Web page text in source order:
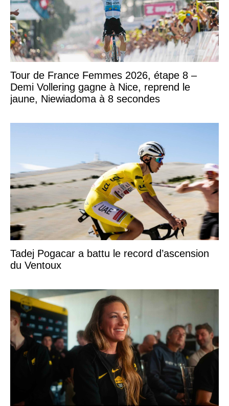
Tour de France Femmes 2026, étape 8 –
Demi Vollering gagne à Nice, reprend le
jaune, Niewiadoma à 8 secondes
Tadej Pogacar a battu le record d’ascension
du Ventoux